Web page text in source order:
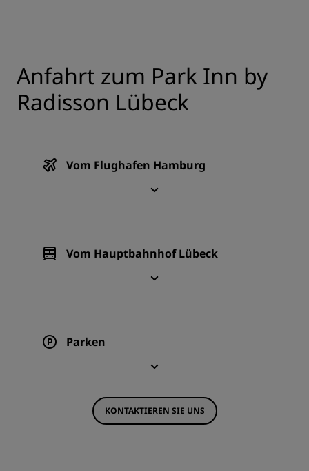
Anfahrt zum Park Inn by
Radisson Lübeck
Vom Flughafen Hamburg
Vom Hauptbahnhof Lübeck
Parken
KONTAKTIEREN SIE UNS